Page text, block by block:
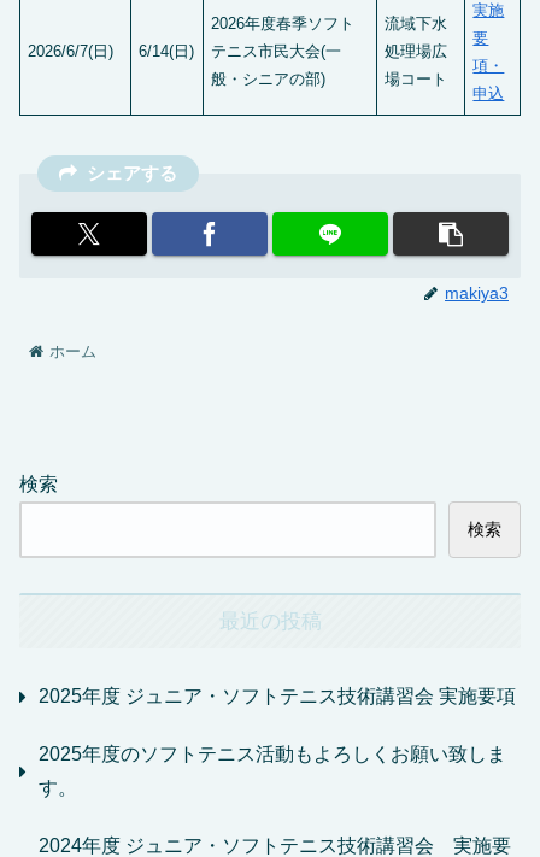
2026/6/7(日) 6/14(日)
2026年度春季ソフト
テニス市民大会(一
般・シニアの部)
流域下水
処理場広
場コート
実施
要
項・
申込
シェアする
makiya3
ホーム
検索
検索
最近の投稿
2025年度 ジュニア・ソフトテニス技術講習会 実施要項
2025年度のソフトテニス活動もよろしくお願い致しま
す。
2024年度 ジュニア・ソフトテニス技術講習会 実施要